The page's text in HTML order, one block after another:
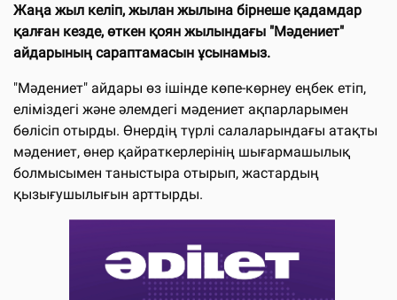
Жаңа жыл келіп, жылан жылына бірнеше қадамдар
қалған кезде, өткен қоян жылындағы "Мәдениет"
айдарының сараптамасын ұсынамыз.
"Мәдениет" айдары өз ішінде көпе-көрнеу еңбек етіп,
еліміздегі және әлемдегі мәдениет ақпарларымен
бөлісіп отырды. Өнердің түрлі салаларындағы атақты
мәдениет, өнер қайраткерлерінің шығармашылық
болмысымен таныстыра отырып, жастардың
қызығушылығын арттырды.